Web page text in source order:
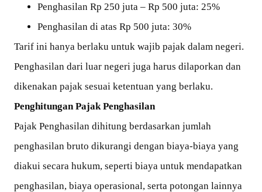
Penghasilan Rp 250 juta – Rp 500 juta: 25%
Penghasilan di atas Rp 500 juta: 30%
Tarif ini hanya berlaku untuk wajib pajak dalam negeri.
Penghasilan dari luar negeri juga harus dilaporkan dan
dikenakan pajak sesuai ketentuan yang berlaku.
Penghitungan Pajak Penghasilan
Pajak Penghasilan dihitung berdasarkan jumlah
penghasilan bruto dikurangi dengan biaya-biaya yang
diakui secara hukum, seperti biaya untuk mendapatkan
penghasilan, biaya operasional, serta potongan lainnya